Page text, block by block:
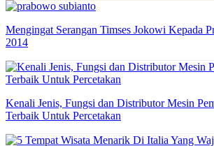
Mengingat Serangan Timses Jokowi Kepada
2014
Kenali Jenis, Fungsi dan Distributor Mesin
Terbaik Untuk Percetakan